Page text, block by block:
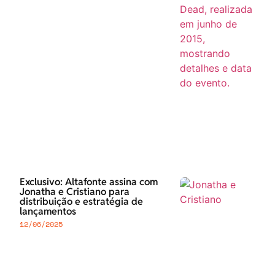
Exclusivo: Altafonte assina com
Jonatha e Cristiano para
distribuição e estratégia de
lançamentos
12/06/2025